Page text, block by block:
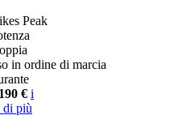
Peak
in ordine di marcia
€ i
di più